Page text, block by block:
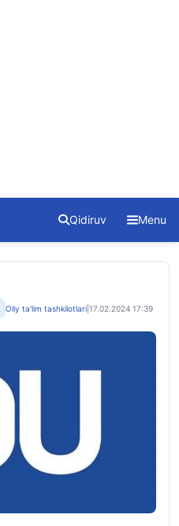
Qidiruv Menu
Oliy ta'lim tashkilotlari 17.02.2024 17:39